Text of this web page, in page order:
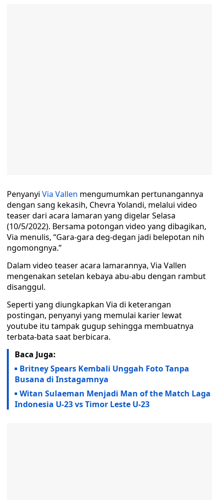
Penyanyi Via Vallen mengumumkan pertunangannya
dengan sang kekasih, Chevra Yolandi, melalui video
teaser dari acara lamaran yang digelar Selasa
(10/5/2022). Bersama potongan video yang dibagikan,
Via menulis, “Gara-gara deg-degan jadi belepotan nih
ngomongnya.”
Dalam video teaser acara lamarannya, Via Vallen
mengenakan setelan kebaya abu-abu dengan rambut
disanggul.
Seperti yang diungkapkan Via di keterangan
postingan, penyanyi yang memulai karier lewat
youtube itu tampak gugup sehingga membuatnya
terbata-bata saat berbicara.
Baca Juga:
Britney Spears Kembali Unggah Foto Tanpa
Busana di Instagamnya
Witan Sulaeman Menjadi Man of the Match Laga
Indonesia U-23 vs Timor Leste U-23